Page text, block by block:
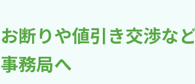
お断りや値引き交渉な
事務局へ